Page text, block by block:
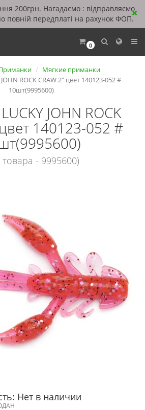
200грн. Нагадаємо : відправляємо
повній передплаті на рахунок ФОП.
0
Мягкие приманки
ROCK CRAW 2" цвет 140123-052 #
10шт(9995600)
JOHN ROCK
140123-052 #
товара - 9995600)
Нет в наличии